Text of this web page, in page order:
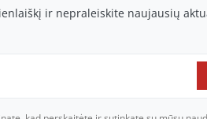
ir nepraleiskite naujausių